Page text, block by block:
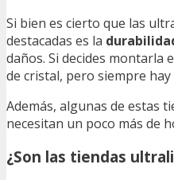
Si bien es cierto que las
destacadas es la
daños. Si decides montarla
de cristal, pero siempre
Además, algunas de estas
necesitan un poco más de
¿Son las tiendas